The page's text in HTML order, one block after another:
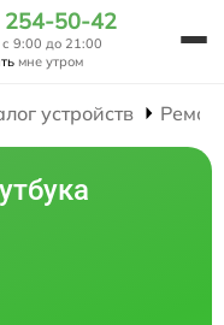
254-50-42
9:00 до 21:00
мне утром
устройств